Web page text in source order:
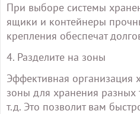
При выборе системы
ящики и контейнеры
крепления обеспечат
4. Разделите на зоны
Эффективная организация
зоны для хранения
т.д. Это позволит вам